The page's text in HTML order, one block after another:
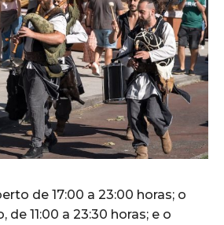
de 17:00 a 23:00 horas; o
de 11:00 a 23:30 horas; e o